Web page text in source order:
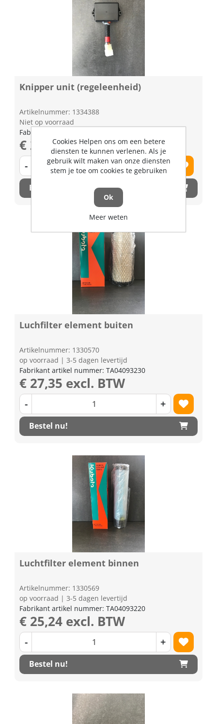
Knipper unit (regeleenheid)
Artikelnummer: 1334388
Niet op voorraad
Fabrikant artikel nummer: TD06933700
€ 215,54 excl. BTW
- +
Bestel nu!
Luchfilter element buiten
Artikelnummer: 1330570
op voorraad | 3-5 dagen levertijd
Fabrikant artikel nummer: TA04093230
€ 27,35 excl. BTW
- +
Bestel nu!
Luchtfilter element binnen
Artikelnummer: 1330569
op voorraad | 3-5 dagen levertijd
Fabrikant artikel nummer: TA04093220
€ 25,24 excl. BTW
- +
Bestel nu!
Cookies Helpen ons om een betere
diensten te kunnen verlenen. Als je
gebruik wilt maken van onze diensten
stem je toe om cookies te gebruiken
Ok
Meer weten